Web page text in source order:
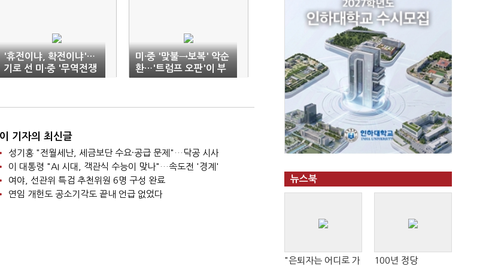
'휴전이냐, 확전이냐'…
기로 선 미·중 '무역전쟁
2R'
미·중 '맞불→보복' 악순
환…'트럼프 오판'이 부
른 화
이 기자의 최신글
성기홍 "전월세난, 세금보단 수요·공급 문제"…닥공 시사
이 대통령 "AI 시대, 객관식 수능이 맞나"…속도전 '경계'
여야, 선관위 특검 추천위원 6명 구성 완료
연임 개헌도 공소기각도 끝내 언급 없었다
뉴스북
"은퇴자는 어디로 가
100년 정당